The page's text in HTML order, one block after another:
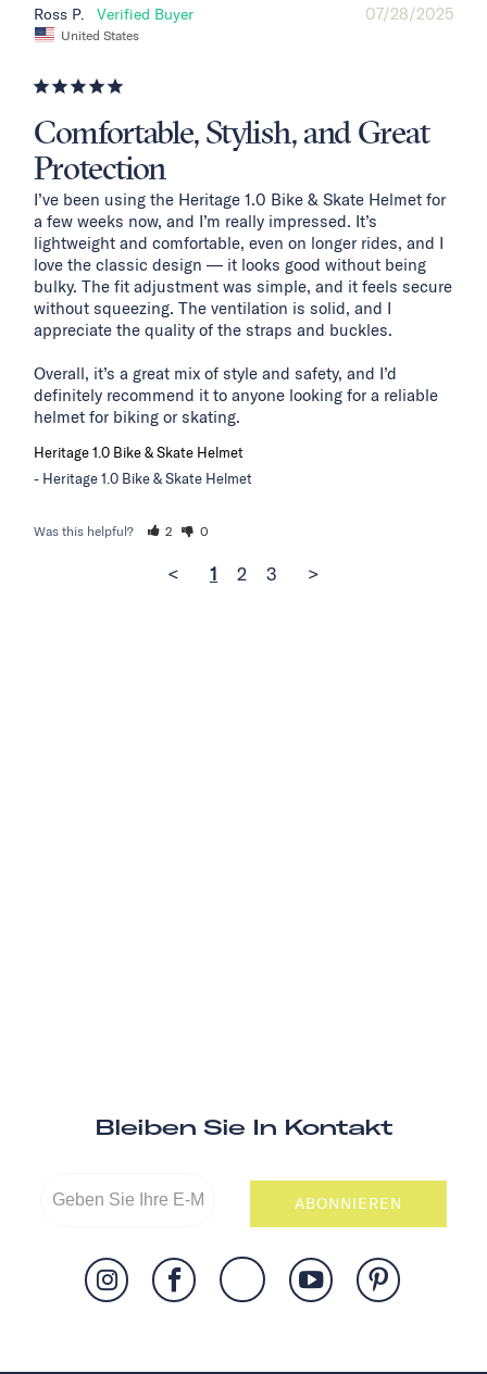
07/28/2025
Ross P.
United States
Comfortable, Stylish, and Great
Protection
I’ve been using the Heritage 1.0 Bike & Skate Helmet for
a few weeks now, and I’m really impressed. It’s
lightweight and comfortable, even on longer rides, and I
love the classic design — it looks good without being
bulky. The fit adjustment was simple, and it feels secure
without squeezing. The ventilation is solid, and I
appreciate the quality of the straps and buckles.
Overall, it’s a great mix of style and safety, and I’d
definitely recommend it to anyone looking for a reliable
helmet for biking or skating.
Heritage 1.0 Bike & Skate Helmet
Heritage 1.0 Bike & Skate Helmet
Was this helpful? 2 0
< 1 2 3 >
Bleiben Sie In Kontakt
ABONNIEREN